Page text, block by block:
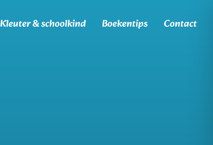
Kleuter & schoolkind Boekentips Contact